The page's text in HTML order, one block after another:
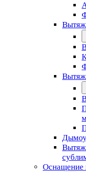
Оснащение